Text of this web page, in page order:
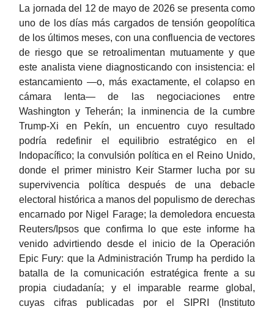
La jornada del 12 de mayo de 2026 se presenta como
uno de los días más cargados de tensión geopolítica
de los últimos meses, con una confluencia de vectores
de riesgo que se retroalimentan mutuamente y que
este analista viene diagnosticando con insistencia: el
estancamiento —o, más exactamente, el colapso en
cámara lenta— de las negociaciones entre
Washington y Teherán; la inminencia de la cumbre
Trump-Xi en Pekín, un encuentro cuyo resultado
podría redefinir el equilibrio estratégico en el
Indopacífico; la convulsión política en el Reino Unido,
donde el primer ministro Keir Starmer lucha por su
supervivencia política después de una debacle
electoral histórica a manos del populismo de derechas
encarnado por Nigel Farage; la demoledora encuesta
Reuters/Ipsos que confirma lo que este informe ha
venido advirtiendo desde el inicio de la Operación
Epic Fury: que la Administración Trump ha perdido la
batalla de la comunicación estratégica frente a su
propia ciudadanía; y el imparable rearme global,
cuyas cifras publicadas por el SIPRI (Instituto